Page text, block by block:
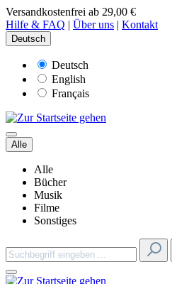
Versandkostenfrei ab 29,00 €
Hilfe & FAQ | Über uns | Kontakt
Deutsch
Deutsch
English
Français
Alle
Alle
Bücher
Musik
Filme
Sonstiges